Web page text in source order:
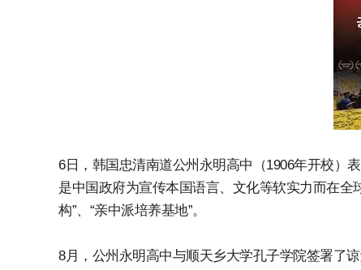
6日，韩国忠清南道公州永明高中（1906年开校）
是中国政府为宣传本国语言、文化等软实力而在
构”、“亲中派培养基地”。
8月，公州永明高中与顺天乡大学孔子学院签署了